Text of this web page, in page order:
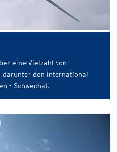
eine Vielzahl von
darunter den international
- Schwechat.